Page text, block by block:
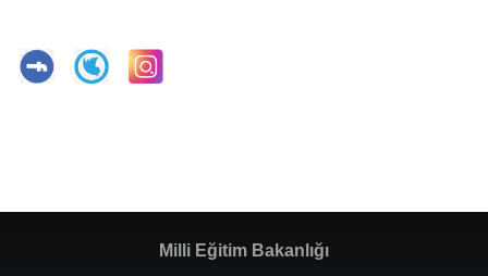
Milli Eğitim Bakanlığı